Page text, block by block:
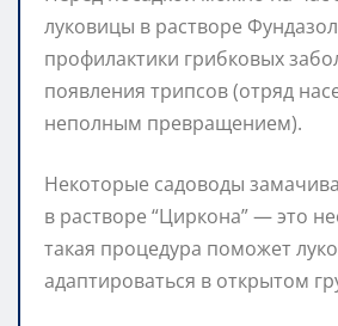
луковицы в растворе
профилактики грибковых
появления трипсов (отряд
неполным превращением).
Некоторые садоводы
в растворе “Циркона” — это
такая процедура поможет
адаптироваться в открытом